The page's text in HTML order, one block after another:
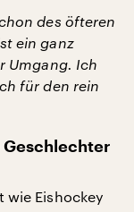
des öfteren
ein ganz
Umgang. Ich
für den rein
wie Eishockey